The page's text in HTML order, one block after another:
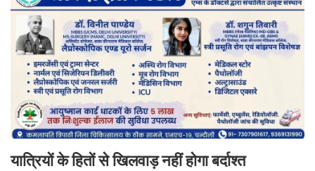
यात्रियों के हितों से खिलवाड़ नहीं होगा बर्दाश्त